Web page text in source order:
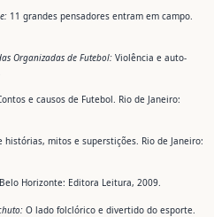
11 grandes pensadores entram em campo.
Organizadas de Futebol: Violência e auto-
e causos de Futebol. Rio de Janeiro:
histórias, mitos e superstições. Rio de Janeiro:
Horizonte: Editora Leitura, 2009.
O lado folclórico e divertido do esporte.